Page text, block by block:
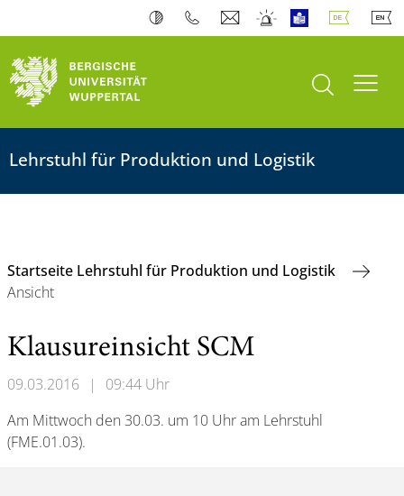
Suche öffnen
Lehrstuhl für Produktion und Logistik
Startseite Lehrstuhl für Produktion und Logistik
Ansicht
Klausureinsicht SCM
09.03.2016 |
09:44 Uhr
Am Mittwoch den 30.03. um 10 Uhr am Lehrstuhl
(FME.01.03).